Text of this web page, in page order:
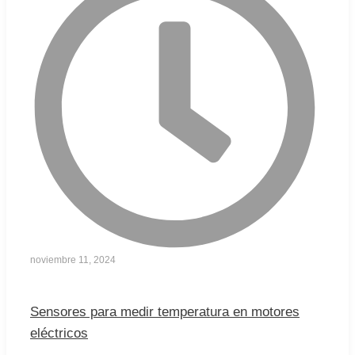
noviembre 11, 2024
Sensores para medir temperatura en motores
eléctricos